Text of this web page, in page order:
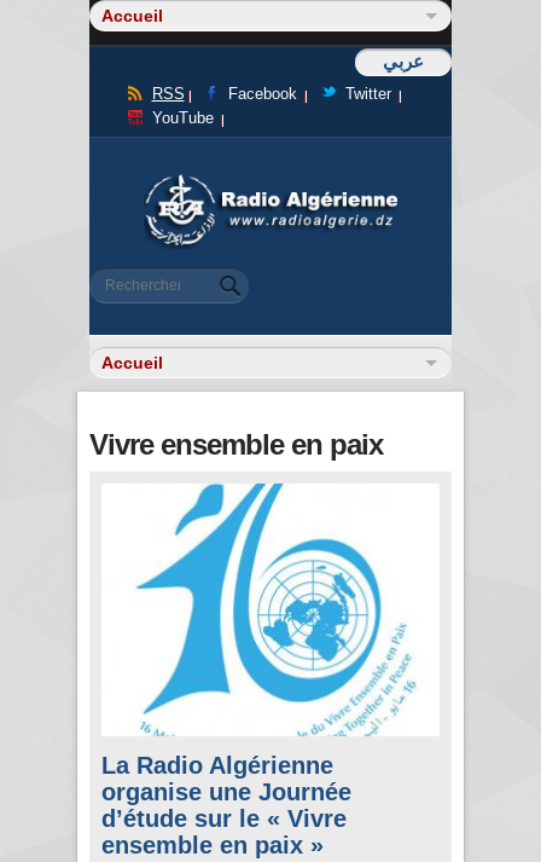
عربي
RSS Facebook
Twitter
YouTube
Formulaire de recherche
Rechercher
Vivre ensemble en paix
La Radio Algérienne
organise une Journée
d’étude sur le « Vivre
ensemble en paix »